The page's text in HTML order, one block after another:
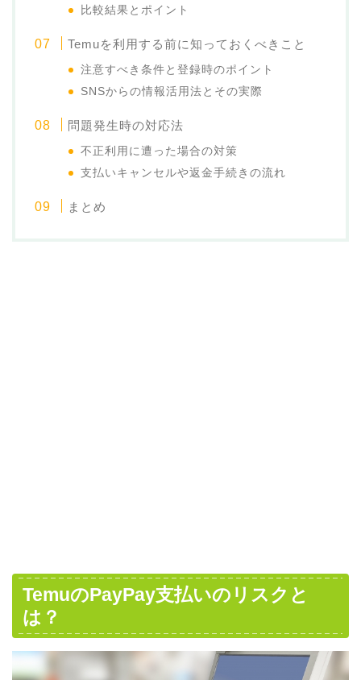
比較結果とポイント
Temuを利用する前に知っておくべきこと
注意すべき条件と登録時のポイント
SNSからの情報活用法とその実際
問題発生時の対応法
不正利用に遭った場合の対策
支払いキャンセルや返金手続きの流れ
まとめ
TemuのPayPay支払いのリスクと
は？